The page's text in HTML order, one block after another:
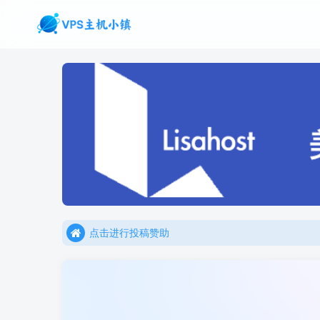
点击进行投稿赞助
点击加入官方TG频道/聊天群
点击进行投稿赞助